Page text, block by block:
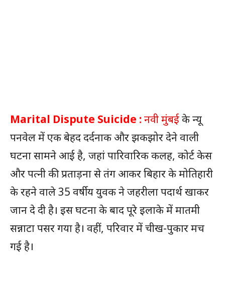
Marital Dispute Suicide :नवी मुंबईके न्यू
पनवेल में एक बेहद दर्दनाक और झकझोर देने वाली
घटना सामने आई है, जहां पारिवारिक कलह, कोर्ट केस
और पत्नी की प्रताड़ना से तंग आकर बिहार के मोतिहारी
के रहने वाले 35 वर्षीय युवक ने जहरीला पदार्थ खाकर
जान दे दी है। इस घटना के बाद पूरे इलाके में मातमी
सन्नाटा पसर गया है। वहीं, परिवार में चीख-पुकार मच
गई है।